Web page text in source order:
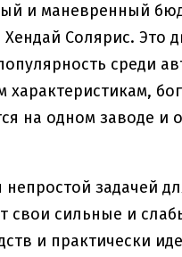
и маневренный
Солярис. Это
среди
на одном заводе
задачей
свои сильные и
и практически